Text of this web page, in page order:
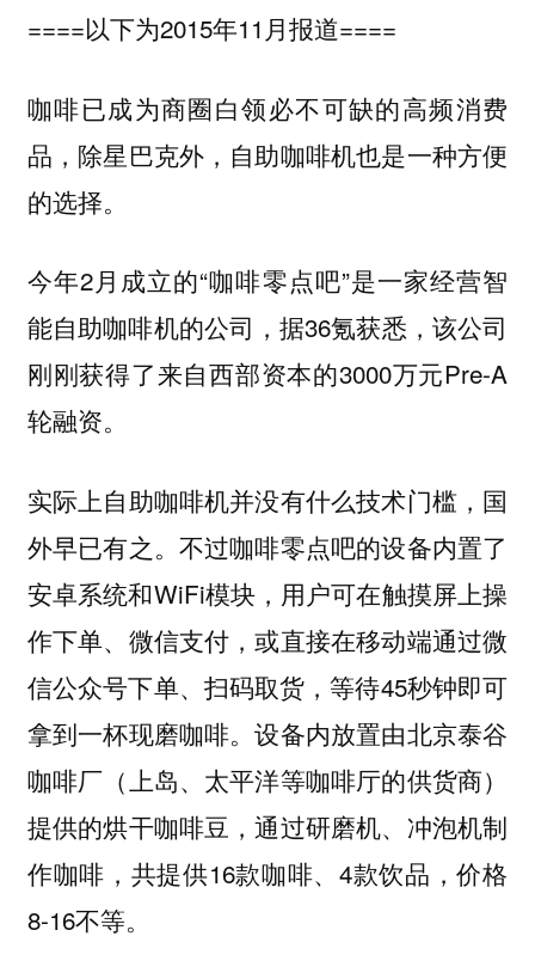
====以下为2015年11月报道====
咖啡已成为商圈白领必不可缺的高频消费
品，除星巴克外，自助咖啡机也是一种方便
的选择。
今年2月成立的“咖啡零点吧”是一家经营智
能自助咖啡机的公司，据36氪获悉，该公司
刚刚获得了来自西部资本的3000万元Pre-A
轮融资。
实际上自助咖啡机并没有什么技术门槛，国
外早已有之。不过咖啡零点吧的设备内置了
安卓系统和WiFi模块，用户可在触摸屏上操
作下单、微信支付，或直接在移动端通过微
信公众号下单、扫码取货，等待45秒钟即可
拿到一杯现磨咖啡。设备内放置由北京泰谷
咖啡厂（上岛、太平洋等咖啡厅的供货商）
提供的烘干咖啡豆，通过研磨机、冲泡机制
作咖啡，共提供16款咖啡、4款饮品，价格
8-16不等。